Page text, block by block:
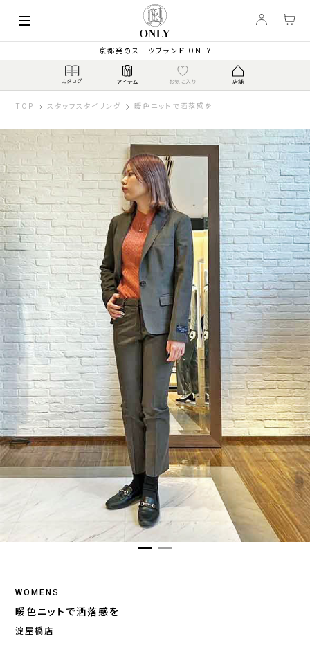
京都発のスーツブランド ONLY
TOP スタッフスタイリング 暖色ニットで洒落感を
WOMENS
暖色ニットで洒落感を
淀屋橋店